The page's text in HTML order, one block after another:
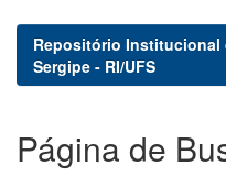
Repositório Institucional
Sergipe - RI/UFS
Página de